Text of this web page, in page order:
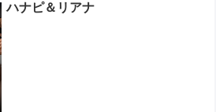
ハナピ＆リアナ